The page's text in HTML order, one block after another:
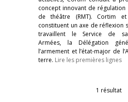
concept innovant de régulation
de théâtre (RMT). Cortim
constituent un axe de réflexion
travaillent le Service de
Armées, la Délégation
l’armement et l’état-major de
terre. Lire les premières lignes
1 résultat